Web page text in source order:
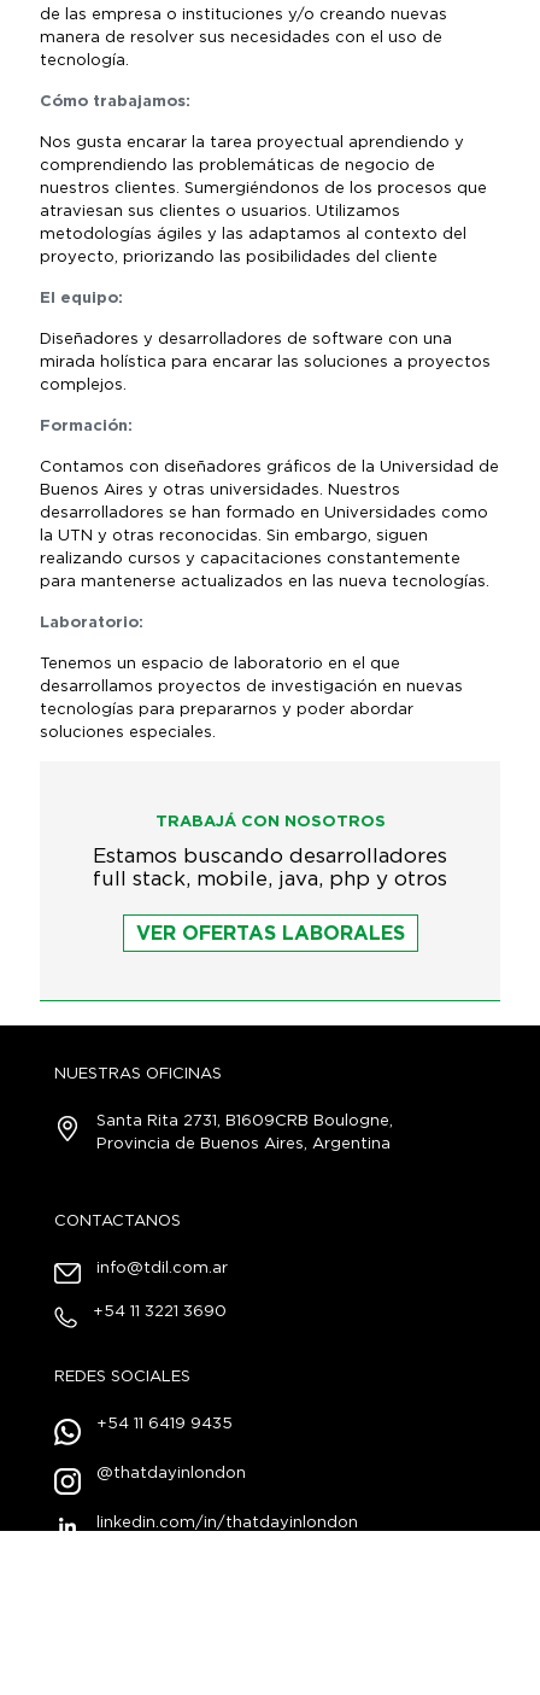
de las empresa o instituciones y/o creando nuevas
manera de resolver sus necesidades con el uso de
tecnología.
Cómo trabajamos:
Nos gusta encarar la tarea proyectual aprendiendo y
comprendiendo las problemáticas de negocio de
nuestros clientes. Sumergiéndonos de los procesos que
atraviesan sus clientes o usuarios. Utilizamos
metodologías ágiles y las adaptamos al contexto del
proyecto, priorizando las posibilidades del cliente
El equipo:
Diseñadores y desarrolladores de software con una
mirada holística para encarar las soluciones a proyectos
complejos.
Formación:
Contamos con diseñadores gráficos de la Universidad de
Buenos Aires y otras universidades. Nuestros
desarrolladores se han formado en Universidades como
la UTN y otras reconocidas. Sin embargo, siguen
realizando cursos y capacitaciones constantemente
para mantenerse actualizados en las nueva tecnologías.
Laboratorio:
Tenemos un espacio de laboratorio en el que
desarrollamos proyectos de investigación en nuevas
tecnologías para prepararnos y poder abordar
soluciones especiales.
TRABAJÁ CON NOSOTROS
Estamos buscando desarrolladores
full stack, mobile, java, php y otros
VER OFERTAS LABORALES
NUESTRAS OFICINAS
Santa Rita 2731, B1609CRB Boulogne,
Provincia de Buenos Aires, Argentina
CONTACTANOS
info@tdil.com.ar
+54 11 3221 3690
REDES SOCIALES
+54 11 6419 9435
@thatdayinlondon
linkedin.com/in/thatdayinlondon